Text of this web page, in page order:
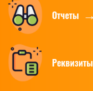
Отчеты
Реквизиты